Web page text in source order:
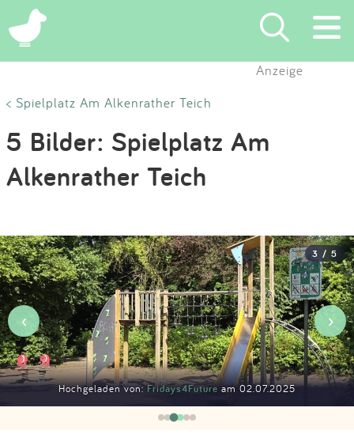
×
Suchen
Eintragen
App
Blog
Partner
Kontakt
Impressum
Anmelden
Anzeige
< Spielplatz Am Alkenrather Teich
5 Bilder: Spielplatz Am
Alkenrather Teich
Hochgeladen von:Fridays4Future am 02.07.2025
3 / 5
‹ ›